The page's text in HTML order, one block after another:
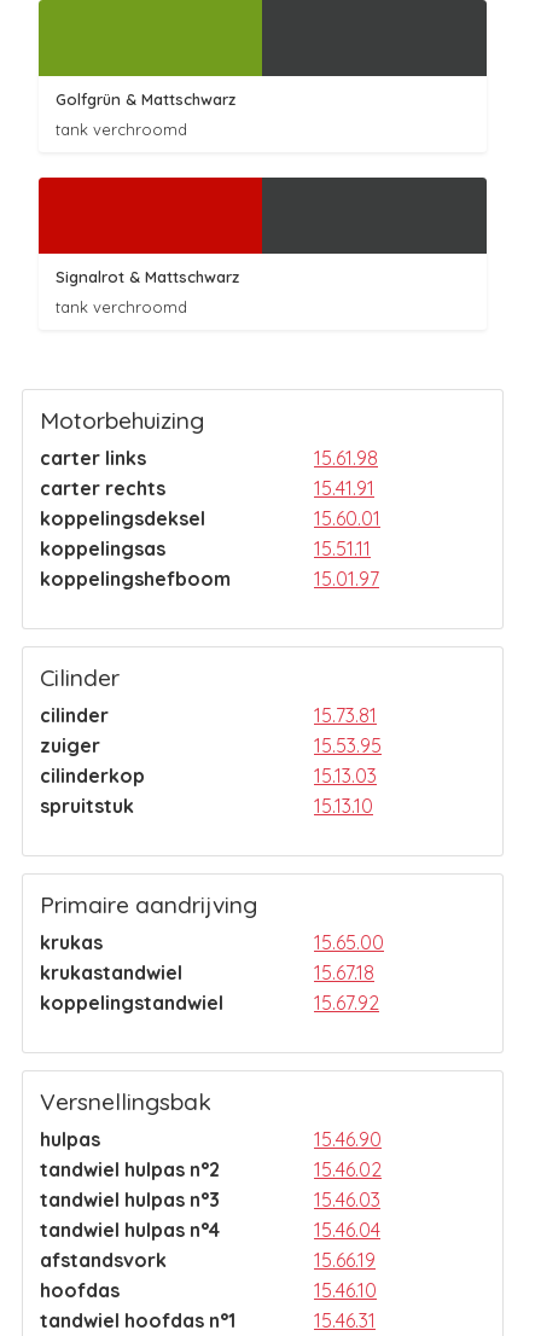
Golfgrün & Mattschwarz
tank verchroomd
Signalrot & Mattschwarz
tank verchroomd
Motorbehuizing
carter links
15.61.98
carter rechts
15.41.91
koppelingsdeksel
15.60.01
koppelingsas
15.51.11
koppelingshefboom
15.01.97
Cilinder
cilinder
15.73.81
zuiger
15.53.95
cilinderkop
15.13.03
spruitstuk
15.13.10
Primaire aandrijving
krukas
15.65.00
krukastandwiel
15.67.18
koppelingstandwiel
15.67.92
Versnellingsbak
hulpas
15.46.90
tandwiel hulpas n°2
15.46.02
tandwiel hulpas n°3
15.46.03
tandwiel hulpas n°4
15.46.04
afstandsvork
15.66.19
hoofdas
15.46.10
tandwiel hoofdas n°1
15.46.31